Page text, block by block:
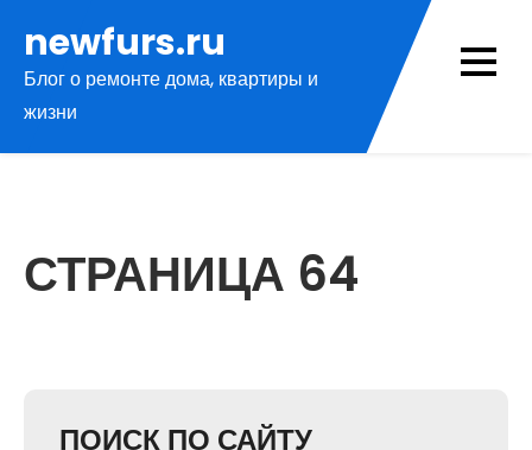
содержимому
newfurs.ru
Блог о ремонте дома, квартиры и
жизни
СТРАНИЦА 64
ПОИСК ПО САЙТУ